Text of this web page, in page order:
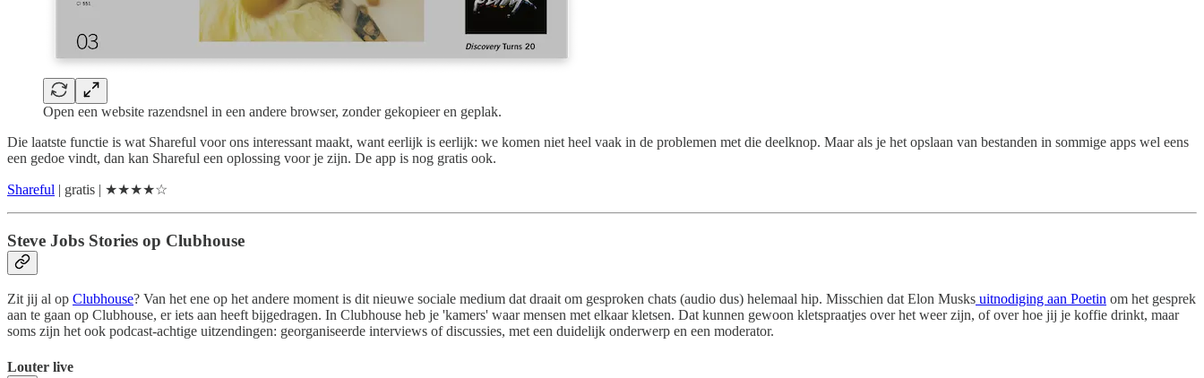
Open een website razendsnel in een andere browser, zonder gekopieer en geplak.
Die laatste functie is wat Shareful voor ons interessant maakt, want eerlijk is eerlijk: we komen niet heel vaak in de problemen met die deelknop. Maar als je het opslaan van bestanden in sommige apps wel eens
een gedoe vindt, dan kan Shareful een oplossing voor je zijn. De app is nog gratis ook.
Shareful | gratis | ★★★★☆
Steve Jobs Stories op Clubhouse
Zit jij al op Clubhouse? Van het ene op het andere moment is dit nieuwe sociale medium dat draait om gesproken chats (audio dus) helemaal hip. Misschien dat Elon Musks uitnodiging aan Poetin om het gesprek
aan te gaan op Clubhouse, er iets aan heeft bijgedragen. In Clubhouse heb je 'kamers' waar mensen met elkaar kletsen. Dat kunnen gewoon kletspraatjes over het weer zijn, of over hoe jij je koffie drinkt, maar
soms zijn het ook podcast-achtige uitzendingen: georganiseerde interviews of discussies, met een duidelijk onderwerp en een moderator.
Louter live